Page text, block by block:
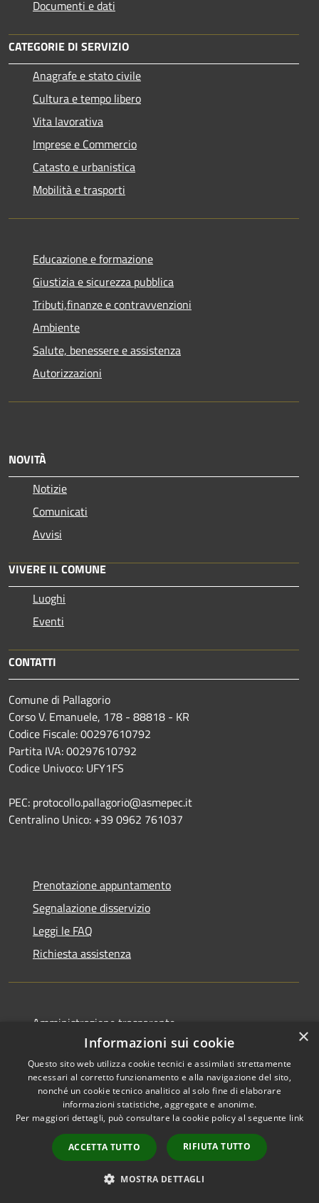
Documenti e dati
CATEGORIE DI SERVIZIO
Anagrafe e stato civile
Cultura e tempo libero
Vita lavorativa
Imprese e Commercio
Catasto e urbanistica
Mobilità e trasporti
Educazione e formazione
Giustizia e sicurezza pubblica
Tributi,finanze e contravvenzioni
Ambiente
Salute, benessere e assistenza
Autorizzazioni
NOVITÀ
Notizie
Comunicati
Avvisi
VIVERE IL COMUNE
Luoghi
Eventi
CONTATTI
Comune di Pallagorio
Corso V. Emanuele, 178 - 88818 - KR
Codice Fiscale: 00297610792
Partita IVA: 00297610792
Codice Univoco: UFY1FS
PEC: protocollo.pallagorio@asmepec.it
Centralino Unico: +39 0962 761037
Prenotazione appuntamento
Segnalazione disservizio
Leggi le FAQ
Richiesta assistenza
Amministrazione trasparente
Informativa privacy
Note legali
Dichiarazione di accessibilità
Copyright © 2026 • Comune di
Pallagorio • Powered by
×
Informazioni sui cookie
Questo sito web utilizza cookie tecnici e assimilati strettamente
necessari al corretto funzionamento e alla navigazione del sito,
nonché un cookie tecnico analitico al solo fine di elaborare
informazioni statistiche, aggregate e anonime.
Per maggiori dettagli, può consultare la cookie policy al seguente link
ACCETTA TUTTO RIFIUTA TUTTO
MOSTRA DETTAGLI